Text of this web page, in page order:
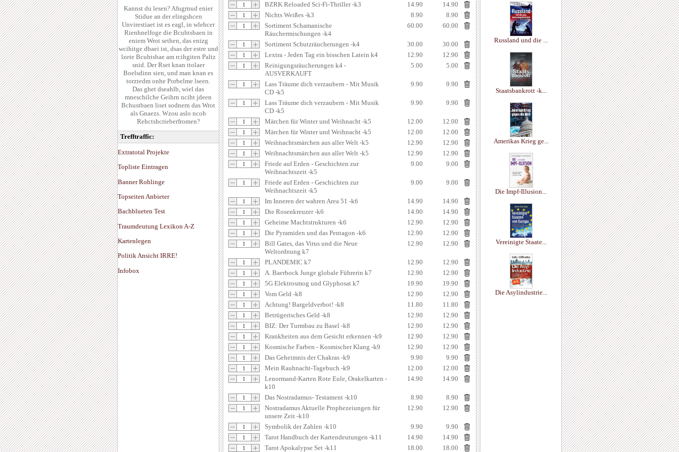
Kannst du lesen? Afugrnud enier
Stidue an der elingshcen
Unvirestiaet ist es eagl, in wlehcer
Rienhnelfoge die Bcuhtsbaen in
eniem Wrot sethen, das enizg
wcihitge dbaei ist, dsas der estre und
lzete Bcuhtsbae am rcihgiten Paltz
snid. Der Rset knan ttolaer
Boelsdinn sien, und man knan es
torztedm onhe Porbelme lseen.
Das ghet dseahlb, wiel das
mneschilche Geihrn nciht jdeen
Bchustbaen liset sodnern das Wrot
als Gnaezs. Wzou aslo ncoh
Rehctshcrieberfromen?
Trefftraffic:
Extratotal Projekte
Topliste Eintragen
Banner Rohlinge
Topseiten Anbieter
Bachblueten Test
Traumdeutung Lexikon A-Z
Kartenlegen
Politik Ansicht IRRE!
Infobox
BZRK Reloaded Sci-Fi-Thriller -k3
14.90
14.90
Nichts Weißes -k3
8.90
8.90
Sortiment Schamanische
Räuchermischungen -k4
60.00 60.00
Sortiment Schutzräucherungen -k4 30.00
30.00
Lextra - Jeden Tag ein bisschen Latein k4
12.90
12.90
Reinigungsräucherungen k4 -
AUSVERKAUFT
5.00 5.00
Lass Träume dich verzaubern - Mit Musik
CD -k5
9.90 9.90
Lass Träume dich verzaubern - Mit Musik
CD -k5
9.90 9.90
Märchen für Winter und Weihnacht -k5 12.00
12.00
Märchen für Winter und Weihnacht -k5
12.00
12.00
Weihnachtsmärchen aus aller Welt -k5
12.90
12.90
Weihnachtsmärchen aus aller Welt -k5
12.90
12.90
Friede auf Erden - Geschichten zur
Weihnachtszeit -k5
9.00 9.00
Friede auf Erden - Geschichten zur
Weihnachtszeit -k5
9.00 9.00
Im Inneren der wahren Area 51 -k6 14.90
14.90
Die Rosenkreuzer -k6
14.90
14.90
Geheime Machtstrukturen -k6
12.90
12.90
Die Pyramiden und das Pentagon -k6
12.90
12.90
Bill Gates, das Virus und die Neue
Weltordnung k7
12.90 12.90
PLANDEMIC k7 12.90
12.90
A. Baerbock Junge globale Führerin k7
12.90
12.90
5G Elektrosmog und Glyphosat k7
19.90
19.90
Vom Geld -k8
12.90
12.90
Achtung! Bargeldverbot! -k8
11.80
11.80
Betrügerisches Geld -k8
12.90
12.90
BIZ: Der Turmbau zu Basel -k8
12.90
12.90
Krankheiten aus dem Gesicht erkennen -k9
12.90
12.90
Kosmische Farben - Kosmischer Klang -k9
12.90
12.90
Das Geheimnis der Chakras -k9
9.90
9.90
Mein Rauhnacht-Tagebuch -k9
12.00
12.00
Lenormand-Karten Rote Eule, Orakelkarten -
k10
14.90 14.90
Das Nostradamus- Testament -k10 8.90
8.90
Nostradamus Aktuelle Prophezeiungen für
unsere Zeit -k10
12.90 12.90
Symbolik der Zahlen -k10 9.90
9.90
Tarot Handbuch der Kartendeutungen -k11
14.90
14.90
Tarot Apokalypse Set -k11
18.00
18.00
Russland und die ...
Staatsbankrott -k...
Amerikas Krieg ge...
Die Impf-Illusion...
Vereinigte Staate...
Die Asylindustrie...